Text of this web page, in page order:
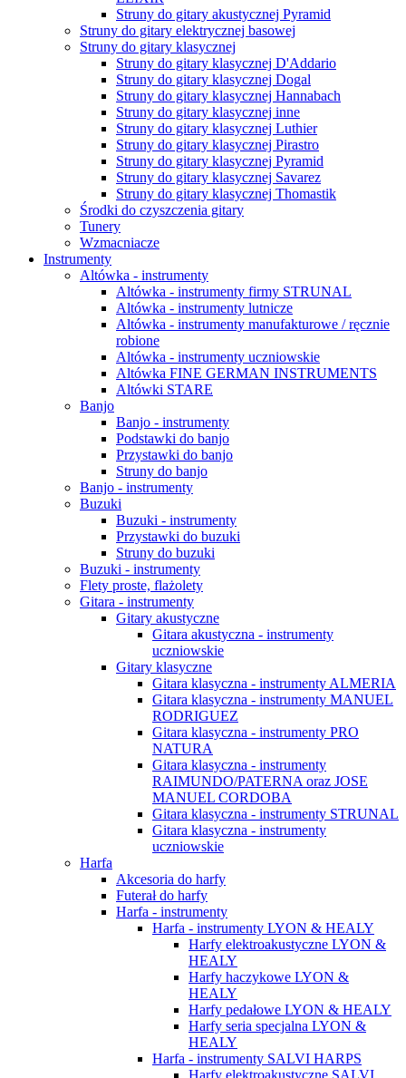
Struny do gitary akustycznej Pyramid
Struny do gitary elektrycznej basowej
Struny do gitary klasycznej
Struny do gitary klasycznej D'Addario
Struny do gitary klasycznej Dogal
Struny do gitary klasycznej Hannabach
Struny do gitary klasycznej inne
Struny do gitary klasycznej Luthier
Struny do gitary klasycznej Pirastro
Struny do gitary klasycznej Pyramid
Struny do gitary klasycznej Savarez
Struny do gitary klasycznej Thomastik
Środki do czyszczenia gitary
Tunery
Wzmacniacze
Instrumenty
Altówka - instrumenty
Altówka - instrumenty firmy STRUNAL
Altówka - instrumenty lutnicze
Altówka - instrumenty manufakturowe / ręcznie
robione
Altówka - instrumenty uczniowskie
Altówka FINE GERMAN INSTRUMENTS
Altówki STARE
Banjo
Banjo - instrumenty
Podstawki do banjo
Przystawki do banjo
Struny do banjo
Banjo - instrumenty
Buzuki
Buzuki - instrumenty
Przystawki do buzuki
Struny do buzuki
Buzuki - instrumenty
Flety proste, flażolety
Gitara - instrumenty
Gitary akustyczne
Gitara akustyczna - instrumenty
uczniowskie
Gitary klasyczne
Gitara klasyczna - instrumenty ALMERIA
Gitara klasyczna - instrumenty MANUEL
RODRIGUEZ
Gitara klasyczna - instrumenty PRO
NATURA
Gitara klasyczna - instrumenty
RAIMUNDO/PATERNA oraz JOSE
MANUEL CORDOBA
Gitara klasyczna - instrumenty STRUNAL
Gitara klasyczna - instrumenty
uczniowskie
Harfa
Akcesoria do harfy
Futerał do harfy
Harfa - instrumenty
Harfa - instrumenty LYON & HEALY
Harfy elektroakustyczne LYON &
HEALY
Harfy haczykowe LYON &
HEALY
Harfy pedałowe LYON & HEALY
Harfy seria specjalna LYON &
HEALY
Harfa - instrumenty SALVI HARPS
Harfy elektroakustyczne SALVI